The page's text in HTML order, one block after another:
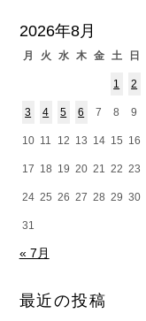
2026年8月
月 火 水 木 金 土 日
1 2
3 4 5 6 7 8 9
10 11 12 13 14 15 16
17 18 19 20 21 22 23
24 25 26 27 28 29 30
31
« 7月
最近の投稿